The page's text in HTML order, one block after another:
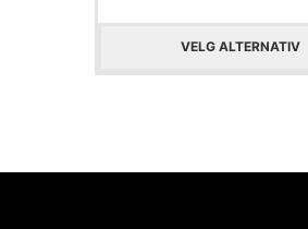
VELG ALTERNATIV